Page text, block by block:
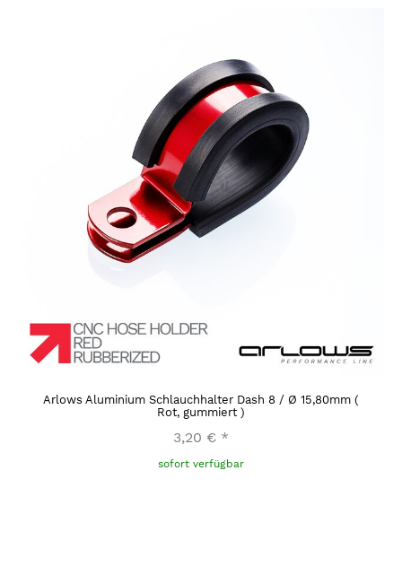
Arlows Aluminium Schlauchhalter Dash 8 / Ø 15,80mm (
Rot, gummiert )
3,20 € *
sofort verfügbar